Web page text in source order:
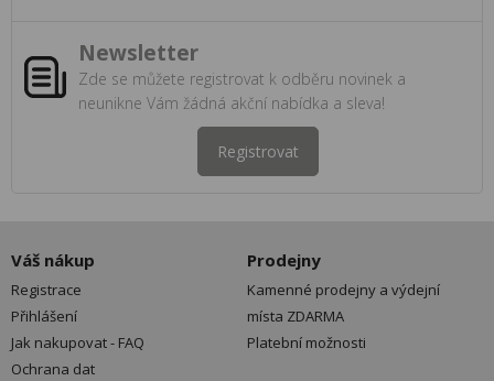
Newsletter
Zde se můžete registrovat k odběru novinek a
neunikne Vám žádná akční nabídka a sleva!
Registrovat
Váš nákup
Registrace
Přihlášení
Jak nakupovat - FAQ
Ochrana dat
Prodejny
Kamenné prodejny a výdejní
místa ZDARMA
Platební možnosti